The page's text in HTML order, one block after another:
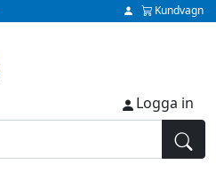
Kundvagn
Logga in